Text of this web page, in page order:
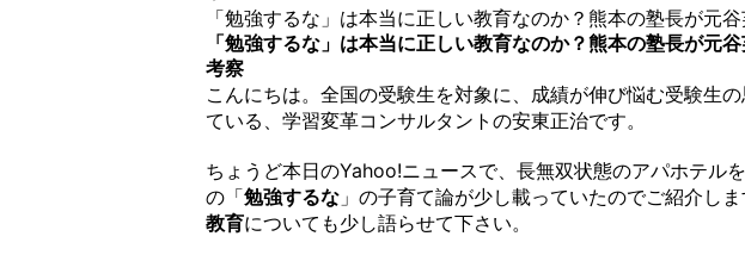
「勉強するな」は本当に正しい教育なのか？熊本の塾長が元
「勉強するな」は本当に正しい教育なのか？熊本の塾長が元
考察
こんにちは。全国の受験生を対象に、成績が伸び悩む受験生
ている、学習変革コンサルタントの安東正治です。
ちょうど本日のYahoo!ニュースで、長無双状態のアパホテル
の「勉強するな 」の子育て論が少し載っていたのでご紹介し
教育についても少し語らせて下さい。